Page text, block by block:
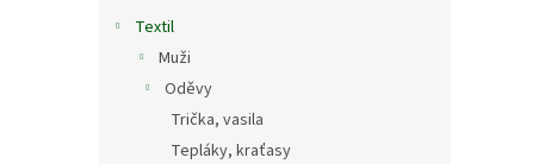
Textil
Muži
Oděvy
Trička, vasila
Tepláky, kraťasy